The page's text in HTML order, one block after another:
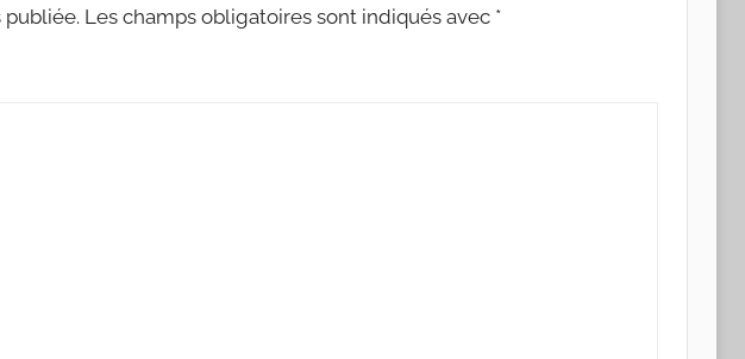
publiée. Les champs obligatoires sont indiqués avec *